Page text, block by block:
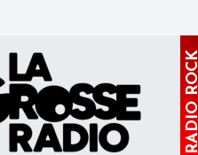
RADIO
ROCK